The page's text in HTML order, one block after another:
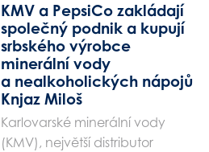
KMV a PepsiCo zakládají
společný podnik a kupují
srbského výrobce
minerální vody
a nealkoholických nápojů
Knjaz Miloš
Karlovarské minerální vody
(KMV), největší distributor